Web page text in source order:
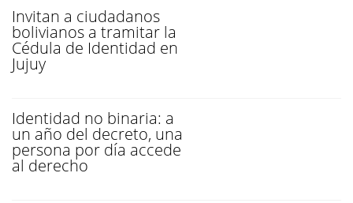
Invitan a ciudadanos
bolivianos a tramitar la
Cédula de Identidad en
Jujuy
Identidad no binaria: a
un año del decreto, una
persona por día accede
al derecho